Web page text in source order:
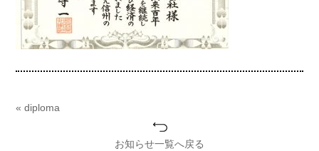
« diploma
お知らせ一覧へ戻る